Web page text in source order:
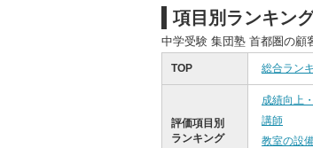
項目別ランキン
中学受験 集団塾 首都圏の顧
TOP 総合ラン
評価項目別
ランキング
成績向上
講師
教室の設